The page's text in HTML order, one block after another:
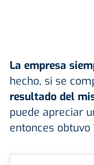
La empresa
hecho, si se
resultado del
puede apreciar
entonces obtuvo